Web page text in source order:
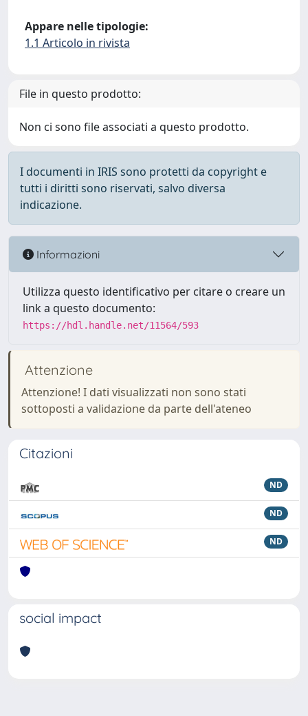
Appare nelle tipologie:
1.1 Articolo in rivista
File in questo prodotto:
Non ci sono file associati a questo prodotto.
I documenti in IRIS sono protetti da copyright e
tutti i diritti sono riservati, salvo diversa
indicazione.
Informazioni
Utilizza questo identificativo per citare o creare un
link a questo documento:
https://hdl.handle.net/11564/593
Attenzione
Attenzione! I dati visualizzati non sono stati
sottoposti a validazione da parte dell'ateneo
Citazioni
ND
ND
ND
social impact